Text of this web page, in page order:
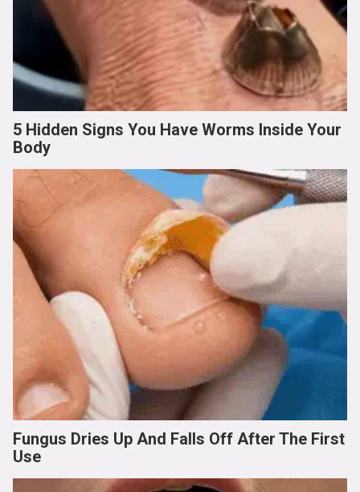
5 Hidden Signs You Have Worms Inside Your
Body
Fungus Dries Up And Falls Off After The First
Use